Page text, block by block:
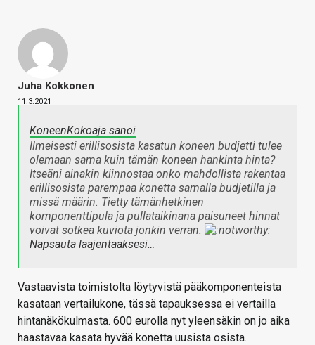
Juha Kokkonen
11.3.2021
KoneenKokoaja sanoi
Ilmeisesti erillisosista kasatun koneen budjetti tulee
olemaan sama kuin tämän koneen hankinta hinta?
Itseäni ainakin kiinnostaa onko mahdollista rakentaa
erillisosista parempaa konetta samalla budjetilla ja
missä määrin. Tietty tämänhetkinen
komponenttipula ja pullataikinana paisuneet hinnat
voivat sotkea kuviota jonkin verran.
Napsauta laajentaaksesi…
Vastaavista toimistolta löytyvistä pääkomponenteista
kasataan vertailukone, tässä tapauksessa ei vertailla
hintanäkökulmasta. 600 eurolla nyt yleensäkin on jo aika
haastavaa kasata hyvää konetta uusista osista.